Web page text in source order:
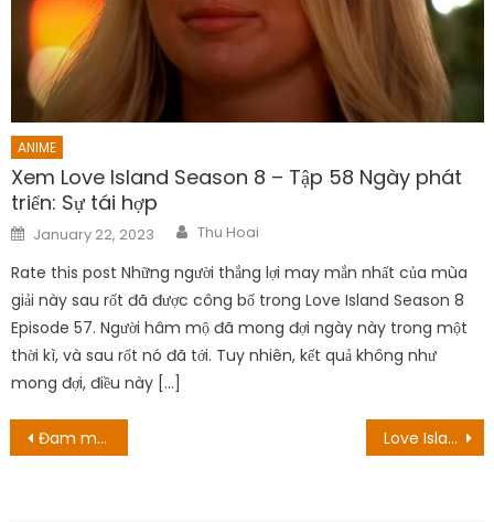
ANIME
Xem Love Island Season 8 – Tập 58 Ngày phát
triển: Sự tái hợp
Posted
on
January 22, 2023 Author
Thu Hoai
Rate this post Những người thắng lợi may mắn nhất của mùa
giải này sau rốt đã được công bố trong Love Island Season 8
Episode 57. Người hâm mộ đã mong đợi ngày này trong một
thời kì, và sau rốt nó đã tới. Tuy nhiên, kết quả không như
mong đợi, điều này […]
Post
Đam mê như game thủ Love Island USA Phần 4 Tập 28 Ngày phát hành: The Boys Vs. Những cô gái